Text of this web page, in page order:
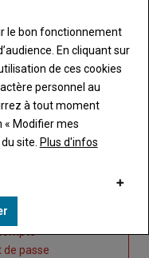
Publicité
pour profiter
de passe
le bon fonctionnement
En cliquant sur
de ces cookies
personnel au
à tout moment
« Modifier mes
site. Plus d'infos